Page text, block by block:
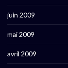
juin 2009
mai 2009
avril 2009